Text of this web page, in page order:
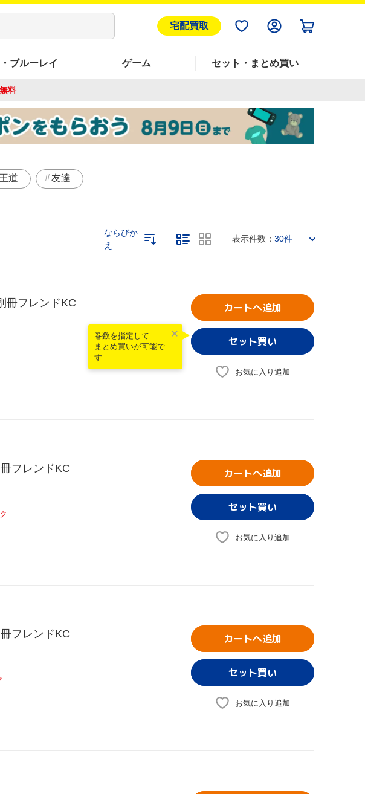
宅配買取
ブルーレイ ゲーム セット・まとめ買い
料
王道 友達
ならびか
え
表示件数： 30件
冊フレンドKC カートへ追加
巻数を指定して
まとめ買いが可能で
す
お気に入り追加
フレンドKC カートへ追加
お気に入り追加
フレンドKC カートへ追加
お気に入り追加